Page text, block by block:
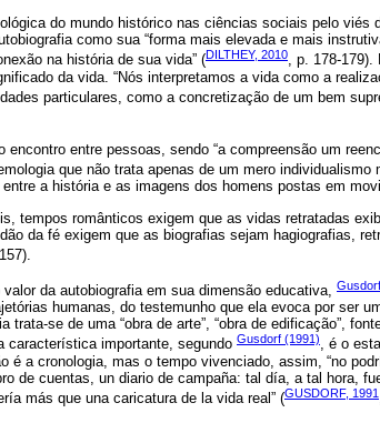
do mundo histórico nas ciências sociais pelo viés
como sua “forma mais elevada e mais
na história de sua vida” (DILTHEY, 2010, p. 178-179).
da vida. “Nós interpretamos a vida como a
particulares, como a concretização de um bem
entre pessoas, sendo “a compreensão um
que não trata apenas de um mero individualismo
a história e as imagens dos homens postas em
tempos românticos exigem que as vidas retratadas
da fé exigem que as biografias sejam hagiografias,
da autobiografia em sua dimensão educativa,
humanas, do testemunho que ela evoca por ser
se de uma “obra de arte”, “obra de edificação”,
característica importante, segundo Gusdorf (1991), é o
é a cronologia, mas o tempo vivenciado, assim, “no
de cuentas, un diario de campaña: tal día, a tal hora,
más que una caricatura de la vida real” (GUSDORF, 1991